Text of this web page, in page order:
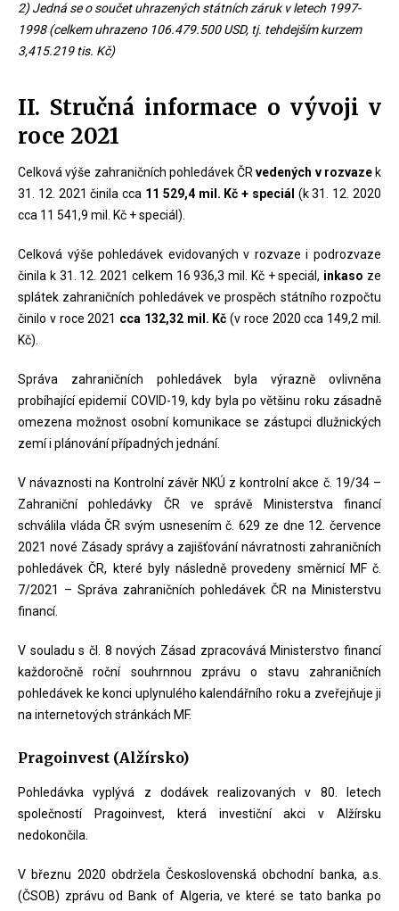
2) Jedná se o součet uhrazených státních záruk v letech 1997-
1998 (celkem uhrazeno 106.479.500 USD, tj. tehdejším kurzem
3,415.219 tis. Kč)
II. Stručná informace o vývoji v
roce 2021
Celková výše zahraničních pohledávek ČRvedených v rozvazek
31. 12. 2021 činila cca 11 529,4 mil. Kč + speciál (k 31. 12. 2020
cca 11 541,9 mil. Kč + speciál).
Celková výše pohledávek evidovaných v rozvaze i podrozvaze
činila k 31. 12. 2021 celkem 16 936,3 mil. Kč + speciál, inkaso ze
splátek zahraničních pohledávek ve prospěch státního rozpočtu
činilo v roce 2021 cca 132,32 mil. Kč (v roce 2020 cca 149,2 mil.
Kč).
Správa zahraničních pohledávek byla výrazně ovlivněna
probíhající epidemií COVID-19, kdy byla po většinu roku zásadně
omezena možnost osobní komunikace se zástupci dlužnických
zemí i plánování případných jednání.
V návaznosti na Kontrolní závěr NKÚ z kontrolní akce č. 19/34 –
Zahraniční pohledávky ČR ve správě Ministerstva financí
schválila vláda ČR svým usnesením č. 629 ze dne 12. července
2021 nové Zásady správy a zajišťování návratnosti zahraničních
pohledávek ČR, které byly následně provedeny směrnicí MF č.
7/2021 – Správa zahraničních pohledávek ČR na Ministerstvu
financí.
V souladu s čl. 8 nových Zásad zpracovává Ministerstvo financí
každoročně roční souhrnnou zprávu o stavu zahraničních
pohledávek ke konci uplynulého kalendářního roku a zveřejňuje ji
na internetových stránkách MF.
Pragoinvest (Alžírsko)
Pohledávka vyplývá z dodávek realizovaných v 80. letech
společností Pragoinvest, která investiční akci v Alžírsku
nedokončila.
V březnu 2020 obdržela Československá obchodní banka, a.s.
(ČSOB) zprávu od Bank of Algeria, ve které se tato banka po